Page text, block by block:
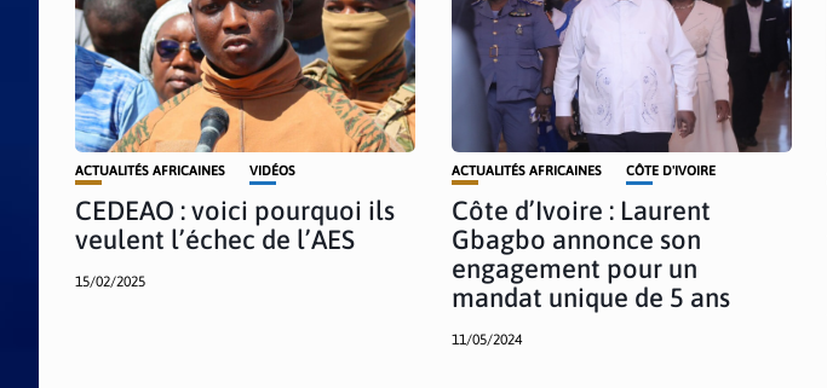
ACTUALITÉS AFRICAINES VIDÉOS
CEDEAO : voici pourquoi ils
veulent l’échec de l’AES
15/02/2025
ACTUALITÉS AFRICAINES CÔTE D'IVOIRE
Côte d’Ivoire : Laurent
Gbagbo annonce son
engagement pour un
mandat unique de 5 ans
11/05/2024